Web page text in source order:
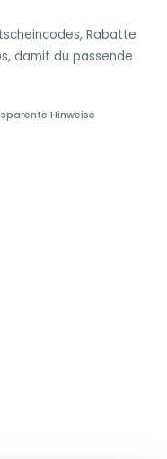
Rabatte
damit du passende
Hinweise